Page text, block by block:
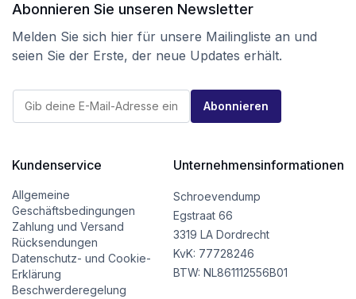
Abonnieren Sie unseren Newsletter
Melden Sie sich hier für unsere Mailingliste an und
seien Sie der Erste, der neue Updates erhält.
a
E
M
a
i
l
*
E
M
l
Abonnieren
Kundenservice
Allgemeine
Geschäftsbedingungen
Zahlung und Versand
Rücksendungen
Datenschutz- und Cookie-
Erklärung
Beschwerderegelung
Unternehmensinformationen
Schroevendump
Egstraat 66
3319 LA Dordrecht
KvK: 77728246
BTW: NL861112556B01